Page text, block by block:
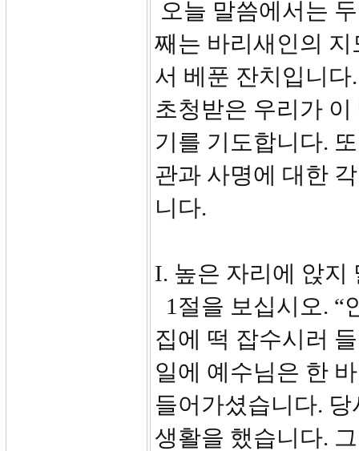
오늘 말씀에서는
째는 바리새인의
서 베푼 잔치입니
초청받은 우리가
기를 기도합니다.
관과 사명에 대한
니다.
I. 높은 자리에 앉지
1절을 보십시오. “
집에 떡 잡수시러
일에 예수님은 한
들어가셨습니다.
생활을 했습니다.